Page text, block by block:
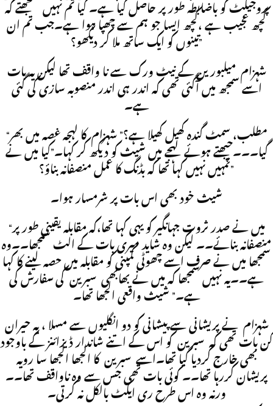
پروجیکٹ کو باضابطہ طور پر حاصل کیا ہے۔ کیا تم نہیں سمجھتے کہ
کچھ عجیب ہے ،کچھ ایسا جو ہم سے چھپا ہوا ہے۔جب تم ان
تینوں کو ایک ساتھ ملا کر دیکھو؟”
شہزام میلبورین کے نیٹ ورک سے نا واقف تھا لیکن یہ بات
اسے سمجھ میں آگئی تھی کہ اندر ہی اندر منصوبہ سازی کی گئی
ہے۔
“مطلب، سمٹ گندہ کھیل کھیلا ہے؟” شہزام کا لہجہ غصہ میں بھر
گیا۔۔۔چبھتے ہوئے لہجے میں شیث کو دیکھ کر کہا۔”کیا میں نے
تمہیں نہیں کہا تھا کہ بڈنگ کا عمل منصفانہ بناؤ؟”
شیث خود بھی اس بات پر شرمسار ہوا۔
“میں نے صدر ثروت جہانگیر کو یہی کہا تھا،کہ مقابلہ یقینی طور پر
منصفانہ بنائے۔۔ لیکن وہ شاید میری بات کے الٹ سمجھا۔۔وہ
سمجھا میں نے صرف اسے چھوٹی کمپنی کو مقابلہ میں حصہ لینے کا کہا
ہے۔۔یہ نہیں سمجھا کہ میں نے بھابھی سبرین کی سفارش کی
ہے۔” شیث واقعی الجھا تھا۔
شہزام نے پریشانی سے پیشانی کو دو انگلیوں سے مسلا ، یہ حیران
کن بات تھی کہ سبرین کو اس کے اتنے شاندار ڈیزائنز کے باوجود
بھی خارج کردیا گیا تھا۔اسے سبرین کا الجھا الجھا سا رویہ
پریشان کررہا تھا۔۔ کوئی بات تھی جس سے وہ ناواقف تھا۔۔
ورنہ وہ اس طرح ری ایکٹ بالکل نہ کرتی۔